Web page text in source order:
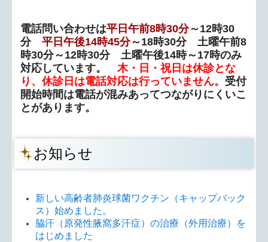
電話問い合わせは平日午前8時30分～12時30
分平日午後14時45分～18時30分 土曜午前8
時30分～12時30分 土曜午後14時～17時のみ
対応しています。木・日・祝日は休診とな
り、休診日は電話対応は行っていません。 受付
開始時間は電話が混みあってつながりにくいこ
とがあります。
お知らせ
新しい高齢者肺炎球菌ワクチン（キャップバック
ス）始めました。
脇汗（原発性腋窩多汗症）の治療（外用治療）を
はじめました